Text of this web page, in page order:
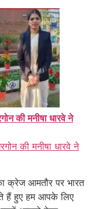
की मनीषा धारवे ने
की मनीषा धारवे ने
क्रेज आमतौर पर भारत
हैं हुए हम आपके लिए